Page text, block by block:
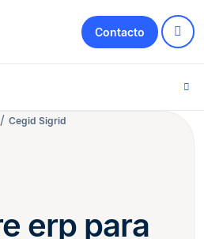
Contacto
Cegid Sigrid
erp para